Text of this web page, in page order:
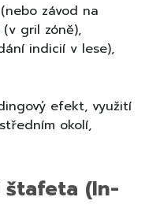
závod na
gril zóně),
indicií v lese),
efekt, využití
okolí,
štafeta (In-